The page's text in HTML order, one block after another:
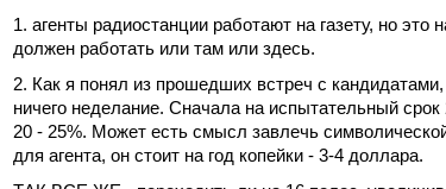
1. агенты радиостанции работают на газету, но
должен работать или там или здесь.
2. Как я понял из прошедших встреч с
ничего неделание. Сначала на испытательный
20 - 25%. Может есть смысл завлечь
для агента, он стоит на год копейки - 3-4 доллара.